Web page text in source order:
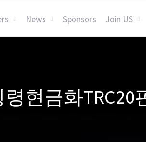
News Sponsors Join US
령현금화